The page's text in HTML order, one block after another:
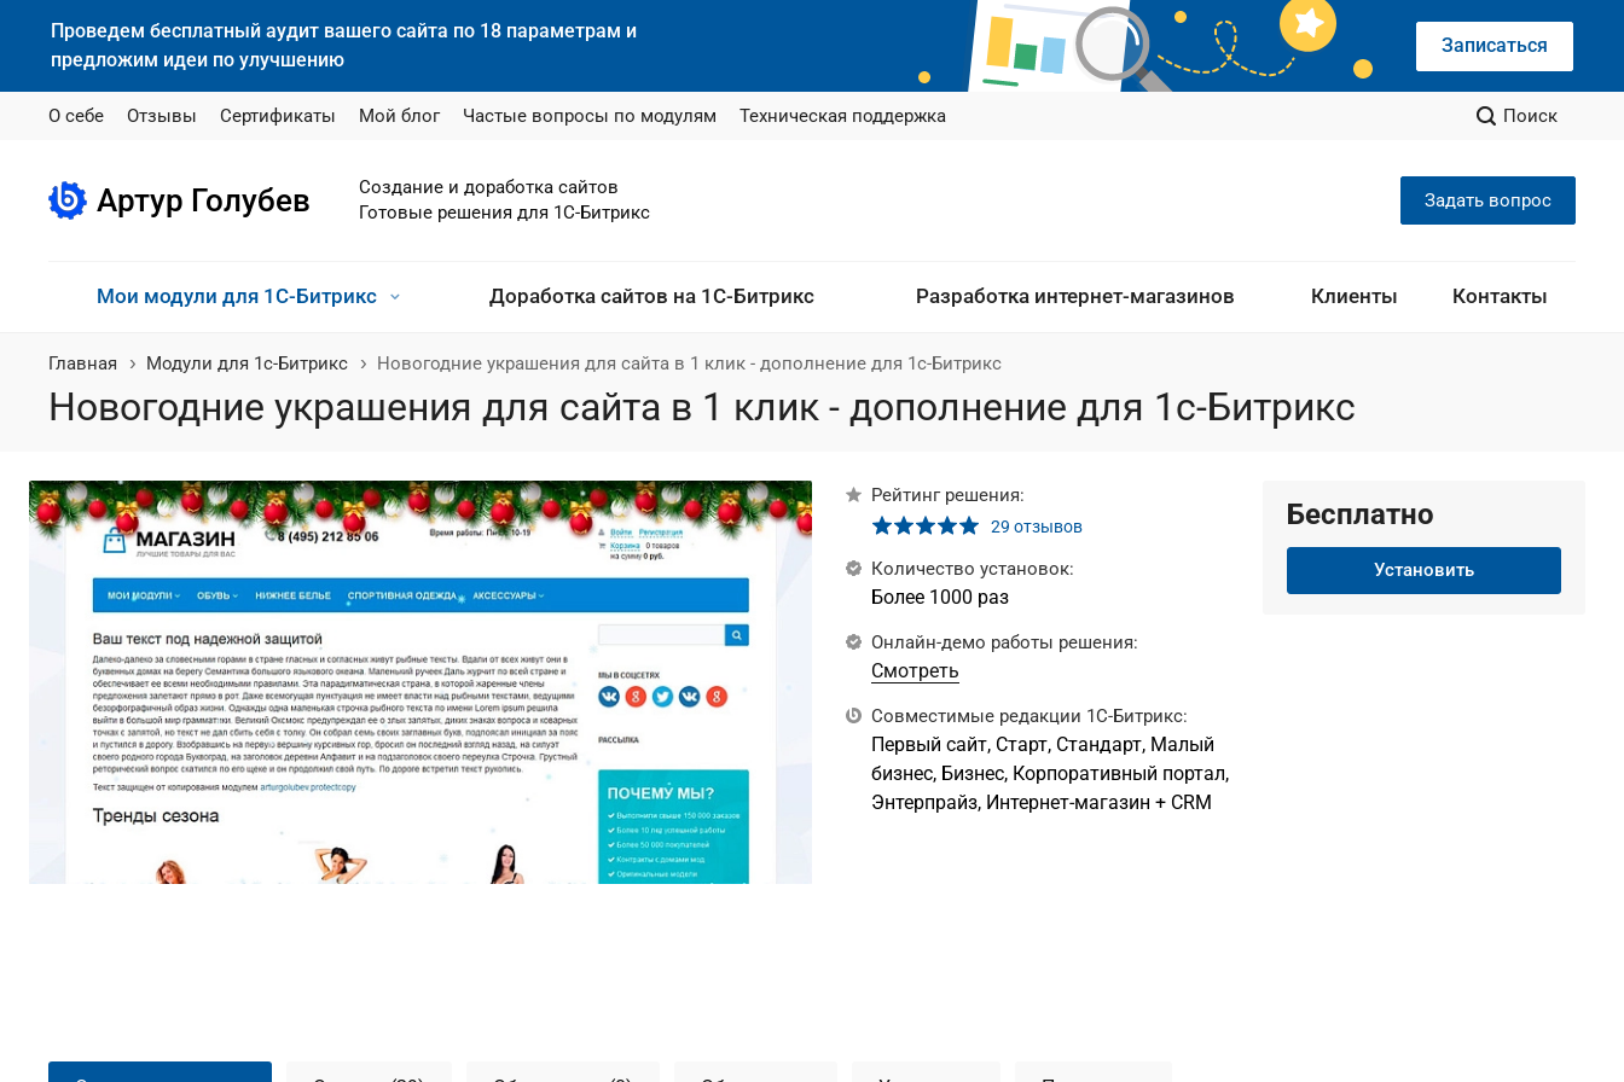
Проведем бесплатный аудит вашего сайта по 18 параметрам и
предложим идеи по улучшению
Записаться
О себе Отзывы Сертификаты Мой блог Частые вопросы по модулям Техническая поддержка Поиск
Артур Голубев
Создание и доработка сайтов
Готовые решения для 1С-Битрикс
Задать вопрос
Мои модули для 1С-Битрикс Доработка сайтов на 1С-Битрикс Разработка интернет-магазинов Клиенты Контакты
Главная Модули для 1с-Битрикс Новогодние украшения для сайта в 1 клик - дополнение для 1с-Битрикс
Новогодние украшения для сайта в 1 клик - дополнение для 1с-Битрикс
Рейтинг решения:
29 отзывов
Количество установок:
Более 1000 раз
Онлайн-демо работы решения:
Смотреть
Совместимые редакции 1С-Битрикс:
Первый сайт, Старт, Стандарт, Малый
бизнес, Бизнес, Корпоративный портал,
Энтерпрайз, Интернет-магазин + CRM
Бесплатно
Установить